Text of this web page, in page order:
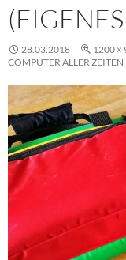
28.03.2018 1200 ×
COMPUTER ALLER ZEITEN